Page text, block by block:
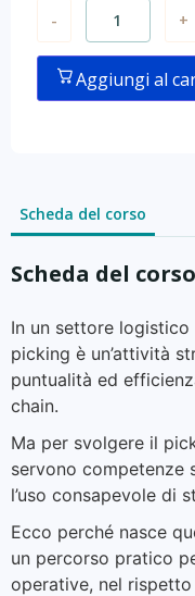
- +
Aggiungi al
Scheda del corso
Scheda del corso
In un settore
picking è un’attività
puntualità ed
chain.
Ma per svolgere il
servono competenze
l’uso consapevole di
Ecco perché nasce
un percorso pratico
operative, nel